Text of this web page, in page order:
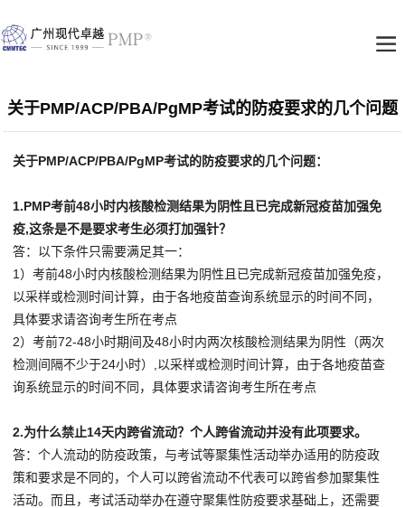
关于PMP/ACP/PBA/PgMP考试的防疫要求的几个问题
关于PMP/ACP/PBA/PgMP考试的防疫要求的几个问题：
1.PMP考前48小时内核酸检测结果为阴性且已完成新冠疫苗加强免
疫,这条是不是要求考生必须打加强针？
答：以下条件只需要满足其一：
1）考前48小时内核酸检测结果为阴性且已完成新冠疫苗加强免疫，
以采样或检测时间计算，由于各地疫苗查询系统显示的时间不同，
具体要求请咨询考生所在考点
2）考前72-48小时期间及48小时内两次核酸检测结果为阴性（两次
检测间隔不少于24小时）,以采样或检测时间计算，由于各地疫苗查
询系统显示的时间不同，具体要求请咨询考生所在考点
2.为什么禁止14天内跨省流动？个人跨省流动并没有此项要求。
答：个人流动的防疫政策，与考试等聚集性活动举办适用的防疫政
策和要求是不同的，个人可以跨省流动不代表可以跨省参加聚集性
活动。而且，考试活动举办在遵守聚集性防疫要求基础上，还需要